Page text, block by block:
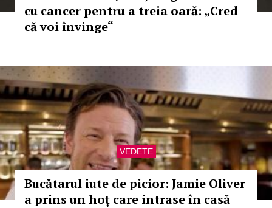
cu cancer pentru a treia oară: „Cred
că voi învinge“
VEDETE
Bucătarul iute de picior: Jamie Oliver
a prins un hoț care intrase în casă